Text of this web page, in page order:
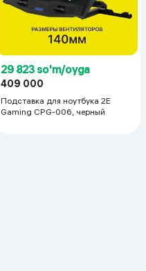
29 823 so'm/oyga
409 000
Подставка для ноутбука 2E
Gaming CPG-006, черный